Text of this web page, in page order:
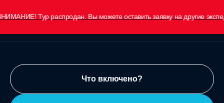
распродан. Вы можете оставить заявку на другие экспедиции 2026
Что включено?